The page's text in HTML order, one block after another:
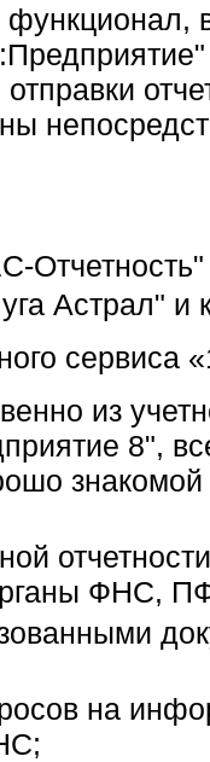
функционал,
Астрал" и
сервиса
из
8",
ФНС,
на